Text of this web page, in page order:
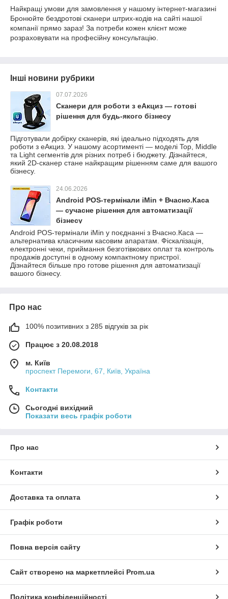
Найкращі умови для замовлення у нашому інтернет-магазині
Бронюйте бездротові сканери штрих-кодів на сайті нашої
компанії прямо зараз! За потреби кожен клієнт може
розраховувати на професійну консультацію.
Інші новини рубрики
07.07.2026
Сканери для роботи з еАкциз — готові
рішення для будь-якого бізнесу
Підготували добірку сканерів, які ідеально підходять для
роботи з еАкциз. У нашому асортименті — моделі Top, Middle
та Light сегментів для різних потреб і бюджету. Дізнайтеся,
який 2D-сканер стане найкращим рішенням саме для вашого
бізнесу.
24.06.2026
Android POS-термінали iMin + Вчасно.Каса
— сучасне рішення для автоматизації
бізнесу
Android POS-термінали iMin у поєднанні з Вчасно.Каса —
альтернатива класичним касовим апаратам. Фіскалізація,
електронні чеки, приймання безготівкових оплат та контроль
продажів доступні в одному компактному пристрої.
Дізнайтеся більше про готове рішення для автоматизації
вашого бізнесу.
Про нас
100% позитивних з 285 відгуків за рік
Працює з 20.08.2018
м. Київ
проспект Перемоги, 67, Київ, Україна
Контакти
Сьогодні вихідний
Показати весь графік роботи
Про нас
Контакти
Доставка та оплата
Графік роботи
Повна версія сайту
Сайт створено на маркетплейсі Prom.ua
Політика конфіденційності